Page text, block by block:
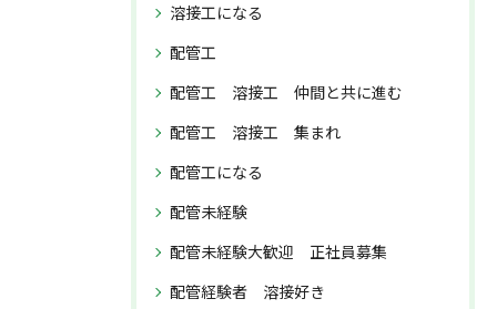
溶接工になる
配管工
配管工 溶接工 仲間と共に進む
配管工 溶接工 集まれ
配管工になる
配管未経験
配管未経験大歓迎 正社員募集
配管経験者 溶接好き